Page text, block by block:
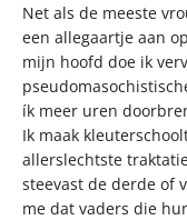
Net als de meeste
een allegaartje aan
mijn hoofd doe ik
ík meer uren
Ik maak
allerslechtste
steevast de derde of
me dat vaders die